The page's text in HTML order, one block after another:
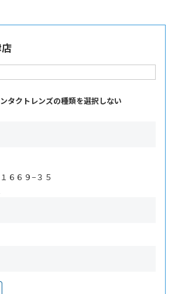
タクトレンズの種類を選択しない
１６６９−３５